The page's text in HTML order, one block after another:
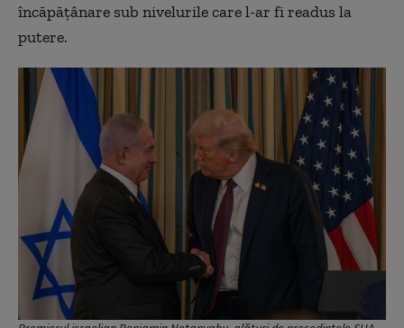
încăpățânare sub nivelurile care l-ar fi readus la
putere.